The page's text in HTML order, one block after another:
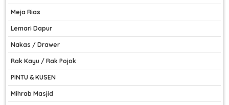
Meja Rias
Lemari Dapur
Nakas / Drawer
Rak Kayu / Rak Pojok
PINTU & KUSEN
Mihrab Masjid